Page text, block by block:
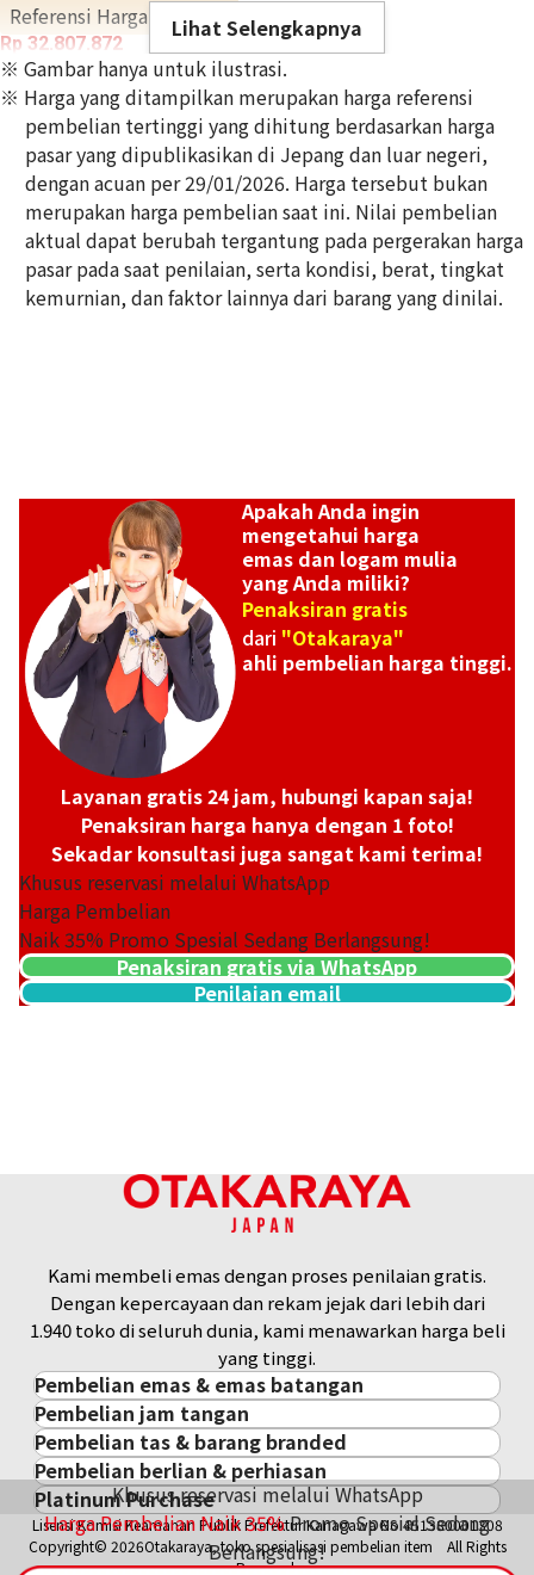
Referensi Harga Buyback
Rp 32.807.872
Lihat Selengkapnya
※ Gambar hanya untuk ilustrasi.
※ Harga yang ditampilkan merupakan harga referensi
pembelian tertinggi yang dihitung berdasarkan harga
pasar yang dipublikasikan di Jepang dan luar negeri,
dengan acuan per 29/01/2026. Harga tersebut bukan
merupakan harga pembelian saat ini. Nilai pembelian
aktual dapat berubah tergantung pada pergerakan harga
pasar pada saat penilaian, serta kondisi, berat, tingkat
kemurnian, dan faktor lainnya dari barang yang dinilai.
Apakah Anda ingin
mengetahui harga
emas dan logam mulia
yang Anda miliki?
Penaksiran gratis
dari "Otakaraya"
ahli pembelian harga tinggi.
Layanan gratis 24 jam, hubungi kapan saja!
Penaksiran harga hanya dengan 1 foto!
Sekadar konsultasi juga sangat kami terima!
Khusus reservasi melalui WhatsApp
Harga Pembelian
Naik35% Promo Spesial Sedang Berlangsung!
Penaksiran gratis via WhatsApp
Penilaian email
Khusus reservasi melalui WhatsApp
Harga Pembelian Naik35%Promo Spesial Sedang
Berlangsung!
Kami membeli emas dengan proses penilaian gratis.
Dengan kepercayaan dan rekam jejak dari lebih dari
1.940 toko di seluruh dunia, kami menawarkan harga beli
yang tinggi.
Pembelian emas & emas batangan
Pembelian emas & emas batangan
Emas Batangan / Gold Bar
Koin Emas
Harga Pasar Emas / Kurs Emas
Aksesoris Emas
Pembelian jam tangan
Pembelian jam tangan
ROLEX
PATEK PHILIPPE
AUDEMARS PIGUET
VACHERON CONSTANTIN
Pembelian tas & barang branded
Pembelian tas & barang branded
Cartier
LOUIS VUITTON
Hermès
Pembelian berlian & perhiasan
Pembelian berlian & perhiasan
Berlian
Zamrud
Platinum Purchase
Platinum
Lisensi Komisi Keamanan Publik Prefektur Kanagawa No.451380001308
Copyright© 2026Otakaraya, toko spesialisasi pembelian item All Rights
Reserved.